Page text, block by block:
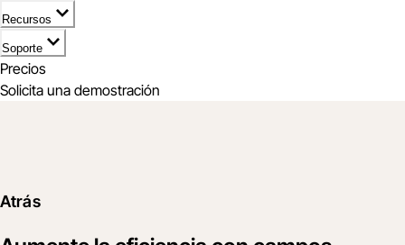
Recursos
Soporte
Precios
Solicita una demostración
Atrás